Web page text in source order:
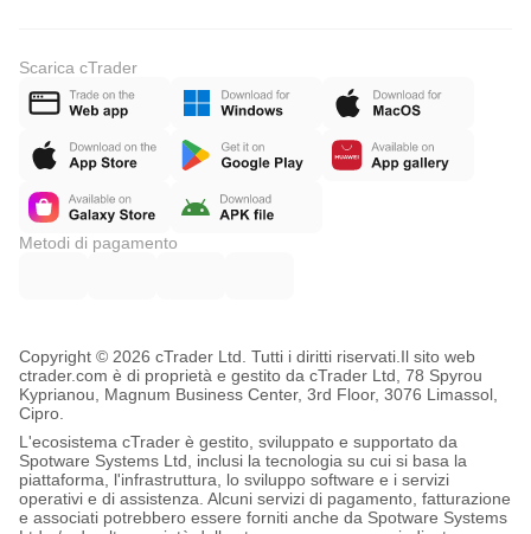
Scarica cTrader
Metodi di pagamento
Copyright © 2026 cTrader Ltd. Tutti i diritti riservati. Il sito web
ctrader.com è di proprietà e gestito da cTrader Ltd, 78 Spyrou
Kyprianou, Magnum Business Center, 3rd Floor, 3076 Limassol,
Cipro.
L'ecosistema cTrader è gestito, sviluppato e supportato da
Spotware Systems Ltd, inclusi la tecnologia su cui si basa la
piattaforma, l'infrastruttura, lo sviluppo software e i servizi
operativi e di assistenza. Alcuni servizi di pagamento, fatturazione
e associati potrebbero essere forniti anche da Spotware Systems